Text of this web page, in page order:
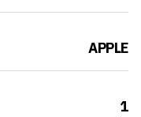
APPLE
1